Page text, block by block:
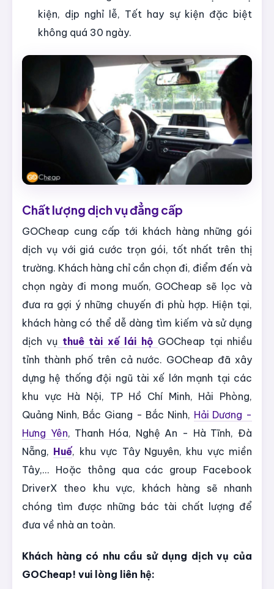
kiện, dịp nghỉ lễ, Tết hay sự kiện đặc biệt
không quá 30 ngày.
Chất lượng dịch vụ đẳng cấp
GOCheap cung cấp tới khách hàng những gói
dịch vụ với giá cước trọn gói, tốt nhất trên thị
trường. Khách hàng chỉ cần chọn đi, điểm đến và
chọn ngày đi mong muốn, GOCheap sẽ lọc và
đưa ra gợi ý những chuyến đi phù hợp. Hiện tại,
khách hàng có thể dễ dàng tìm kiếm và sử dụng
dịch vụ thuê tài xế lái hộ GOCheap tại nhiều
tỉnh thành phố trên cả nước. GOCheap đã xây
dựng hệ thống đội ngũ tài xế lớn mạnh tại các
khu vực Hà Nội, TP Hồ Chí Minh, Hải Phòng,
Quảng Ninh, Bắc Giang - Bắc Ninh, Hải Dương -
Hưng Yên, Thanh Hóa, Nghệ An - Hà Tĩnh, Đà
Nẵng, Huế, khu vực Tây Nguyên, khu vực miền
Tây,... Hoặc thông qua các group Facebook
DriverX theo khu vực, khách hàng sẽ nhanh
chóng tìm được những bác tài chất lượng để
đưa về nhà an toàn.
Khách hàng có nhu cầu sử dụng dịch vụ của
GOCheap! vui lòng liên hệ: